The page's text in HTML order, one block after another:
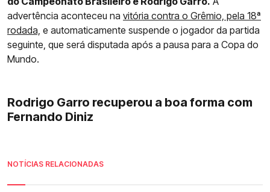
advertência aconteceu na vitória contra o Grêmio, pela 18ª
rodada, e automaticamente suspende o jogador da partida
seguinte, que será disputada após a pausa para a Copa do
Mundo.
Rodrigo Garro recuperou a boa forma com
Fernando Diniz
NOTÍCIAS RELACIONADAS